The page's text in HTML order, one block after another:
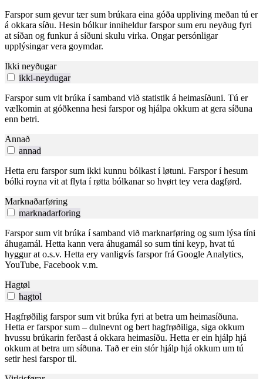
Farspor sum gevur tær sum brúkara eina góða uppliving meðan tú er
á okkara síðu. Hesin bólkur inniheldur farspor sum eru neyðug fyri
at síðan og funkur á síðuni skulu virka. Ongar persónligar
upplýsingar vera goymdar.
Ikki neyðugar
ikki-neydugar
Farspor sum vit brúka í samband við statistik á heimasíðuni. Tú er
vælkomin at góðkenna hesi farspor og hjálpa okkum at gera síðuna
enn betri.
Annað
annad
Hetta eru farspor sum ikki kunnu bólkast í løtuni. Farspor í hesum
bólki royna vit at flyta í røtta bólkanar so hvørt tey vera dagførd.
Marknaðarføring
marknadarforing
Farspor sum vit brúka í samband við marknarføring og sum lýsa tíni
áhugamál. Hetta kann vera áhugamál so sum tíni keyp, hvat tú
hyggur at o.s.v. Hetta ery vanligvís farspor frá Google Analytics,
YouTube, Facebook v.m.
Hagtøl
hagtol
Hagfrøðilig farspor sum vit brúka fyri at betra um heimasíðuna.
Hetta er farspor sum – dulnevnt og bert hagfrøðiliga, siga okkum
hvussu brúkarin ferðast á okkara heimasíðu. Hetta er ein hjálp hjá
okkum at betra um síðuna. Tað er ein stór hjálp hjá okkum um tú
setir hesi farspor til.